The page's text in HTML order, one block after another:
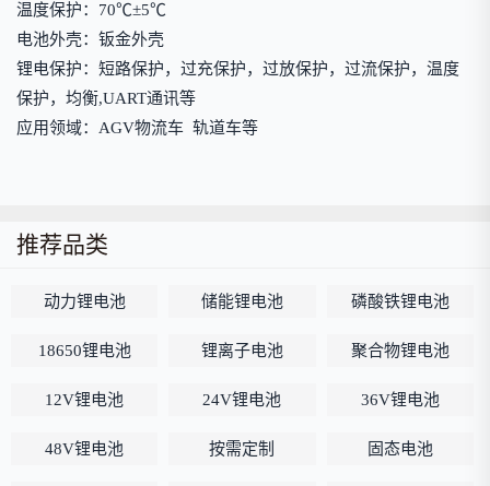
温度保护：70℃±5℃
电池外壳：钣金外壳
锂电保护：短路保护，过充保护，过放保护，过流保护，温度
保护，均衡,UART通讯等
应用领域：AGV物流车 轨道车等
推荐品类
动力锂电池 储能锂电池 磷酸铁锂电池
18650锂电池 锂离子电池 聚合物锂电池
12V锂电池 24V锂电池 36V锂电池
48V锂电池 按需定制 固态电池